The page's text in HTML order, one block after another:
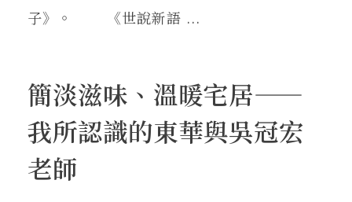
子》。 《世說新語 ...
簡淡滋味、溫暖宅居——
我所認識的東華與吳冠宏
老師